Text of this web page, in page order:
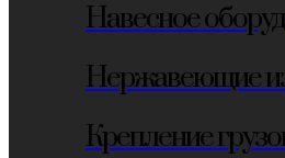
Навесное
Нержавеющие
Крепление